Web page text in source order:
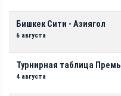
Бишкек Сити - Азиягол
6 августа
Турнирная таблица
4 августа